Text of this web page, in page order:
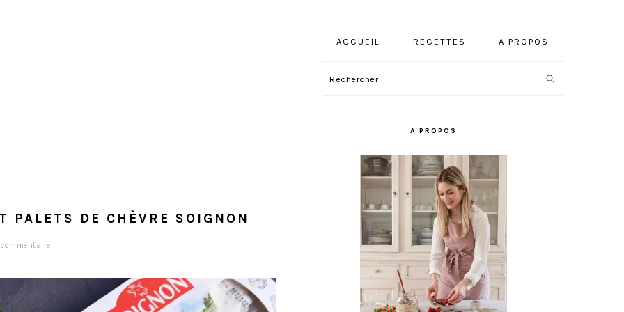
ACCUEIL RECETTES A PROPOS
Rechercher
PALETS DE CHÈVRE SOIGNON
A PROPOS